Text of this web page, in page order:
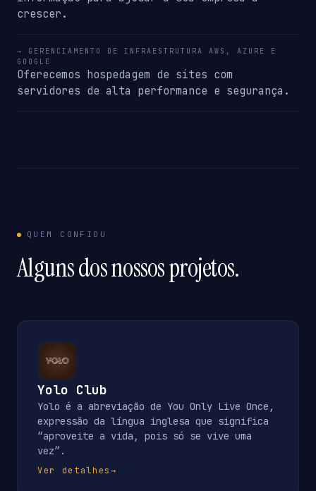
crescer.
→ GERENCIAMENTO DE INFRAESTRUTURA AWS, AZURE E
GOOGLE
Oferecemos hospedagem de sites com
servidores de alta performance e segurança.
QUEM CONFIOU
Alguns dos nossos projetos.
Yolo Club
Yolo é a abreviação de You Only Live Once,
expressão da língua inglesa que significa
“aproveite a vida, pois só se vive uma
vez”.
Ver detalhes→